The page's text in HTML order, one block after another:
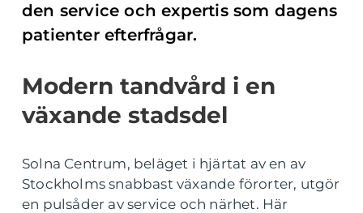
den service och expertis som dagens
patienter efterfrågar.
Modern tandvård i en
växande stadsdel
Solna Centrum, beläget i hjärtat av en av
Stockholms snabbast växande förorter, utgör
en pulsåder av service och närhet. Här